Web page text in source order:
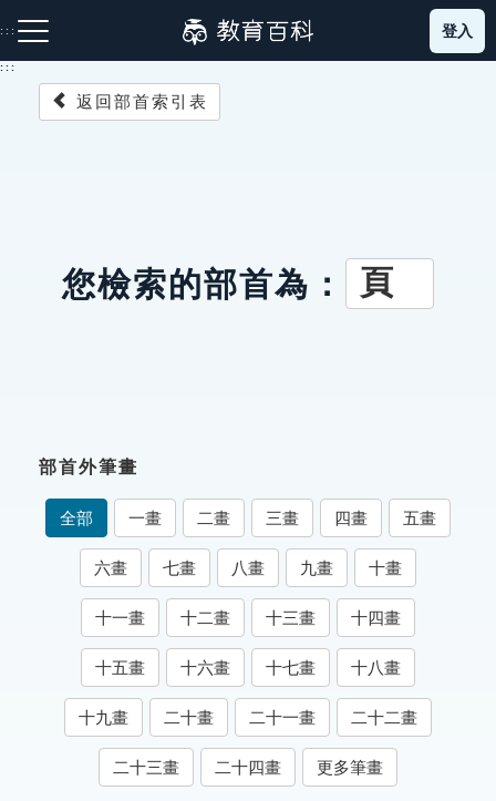
到
主
:::
成語故事
索引選單
知識索引
單字索引
生命大百科索引
遊戲專區
登入
:::
返回部首索引表
您檢索的部首為： 頁
部首外筆畫
全部 一畫 二畫 三畫 四畫 五畫
六畫 七畫 八畫 九畫 十畫
十一畫 十二畫 十三畫 十四畫
十五畫 十六畫 十七畫 十八畫
十九畫 二十畫 二十一畫 二十二畫
二十三畫 二十四畫 更多筆畫